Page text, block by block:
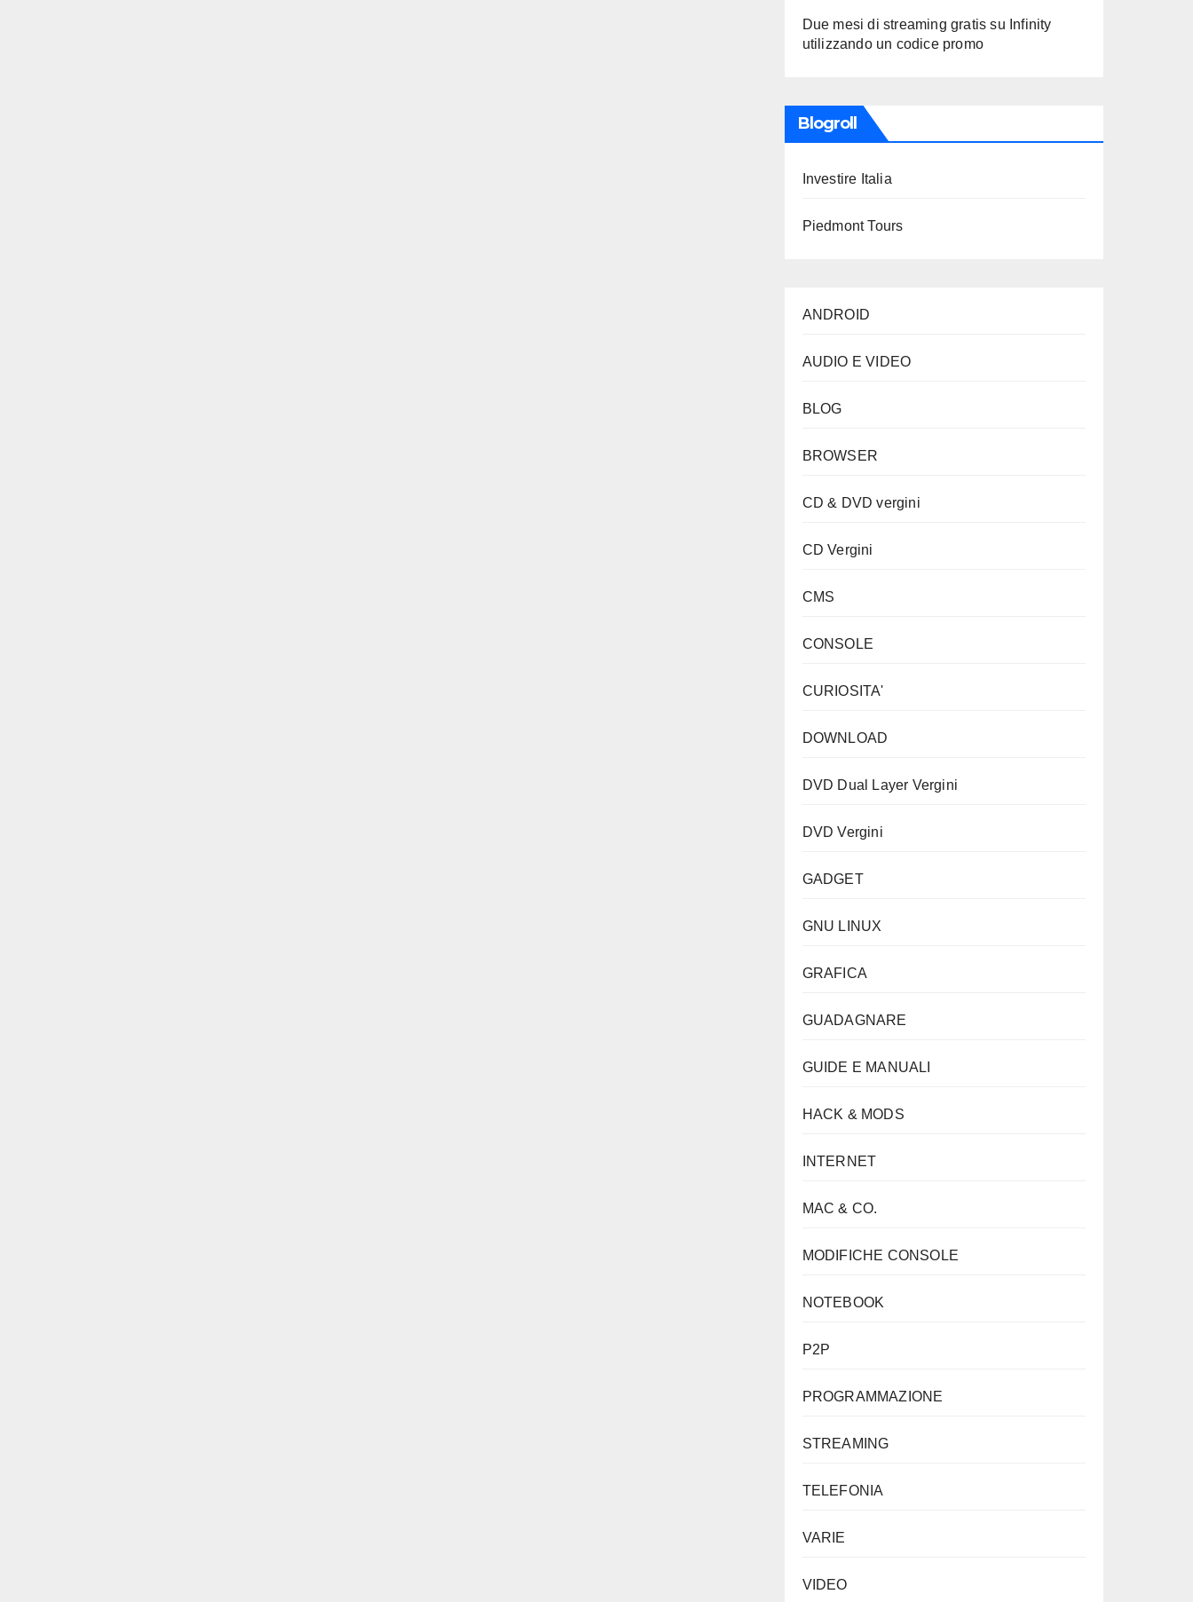
Due mesi di streaming gratis su Infinity
utilizzando un codice promo
Blogroll
Investire Italia
Piedmont Tours
ANDROID
AUDIO E VIDEO
BLOG
BROWSER
CD & DVD vergini
CD Vergini
CMS
CONSOLE
CURIOSITA'
DOWNLOAD
DVD Dual Layer Vergini
DVD Vergini
GADGET
GNU LINUX
GRAFICA
GUADAGNARE
GUIDE E MANUALI
HACK & MODS
INTERNET
MAC & CO.
MODIFICHE CONSOLE
NOTEBOOK
P2P
PROGRAMMAZIONE
STREAMING
TELEFONIA
VARIE
VIDEO